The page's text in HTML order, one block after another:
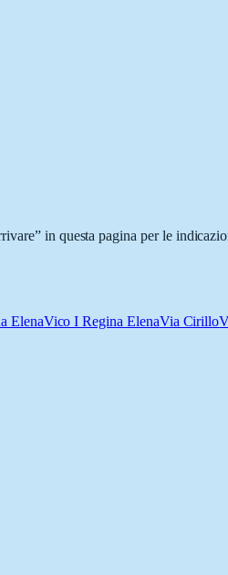
in questa pagina per le
ElenaVico I Regina ElenaVia Cirillo